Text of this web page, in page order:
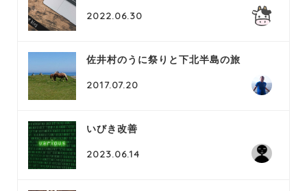
2022.06.30
佐井村のうに祭りと下北半島の旅
2017.07.20
いびき改善
2023.06.14